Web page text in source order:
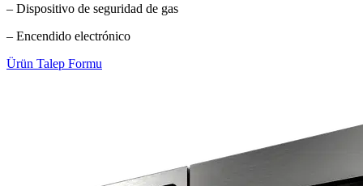
– Dispositivo de seguridad de gas
– Encendido electrónico
Ürün Talep Formu